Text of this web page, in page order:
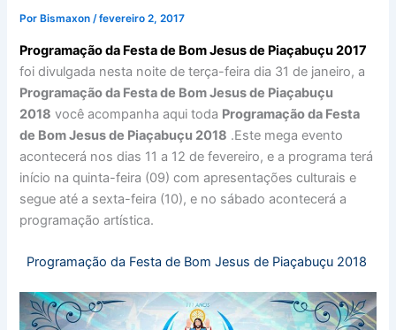
Por Bismaxon/fevereiro 2, 2017
Programação da Festa de Bom Jesus de Piaçabuçu 2017
foi divulgada nesta noite de terça-feira dia 31 de janeiro, a
Programação da Festa de Bom Jesus de Piaçabuçu
2018 você acompanha aqui toda Programação da Festa
de Bom Jesus de Piaçabuçu 2018 .Este mega evento
acontecerá nos dias 11 a 12 de fevereiro, e a programa terá
início na quinta-feira (09) com apresentações culturais e
segue até a sexta-feira (10), e no sábado acontecerá a
programação artística.
Programação da Festa de Bom Jesus de Piaçabuçu 2018